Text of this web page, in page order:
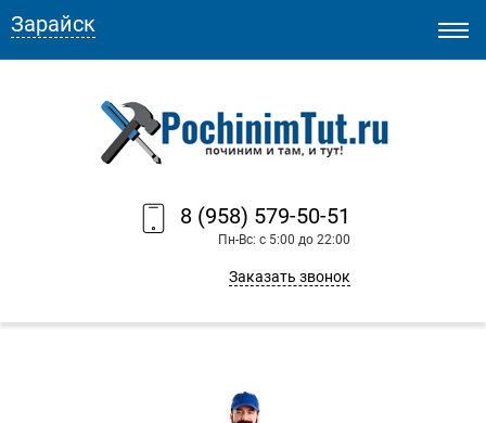
8 (958) 579-50-51
Пн-Вс: с 5:00 до 22:00
Заказать звонок
Зарайск